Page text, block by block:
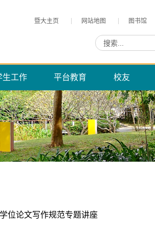
暨大主页 网站地图 图书馆
生工作 平台教育 校友
位论文写作规范专题讲座